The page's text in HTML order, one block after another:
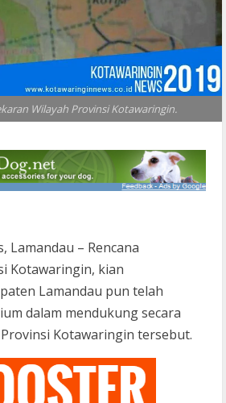
Wilayah Provinsi Kotawaringin.
Lamandau – Rencana
Kotawaringin, kian
Lamandau pun telah
dalam mendukung secara
Kotawaringin tersebut.